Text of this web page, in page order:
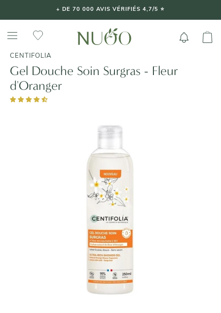
+ DE 70 000 AVIS VÉRIFIÉS 4,7/5 ⭐️
CENTIFOLIA
Gel Douche Soin Surgras - Fleur
d'Oranger